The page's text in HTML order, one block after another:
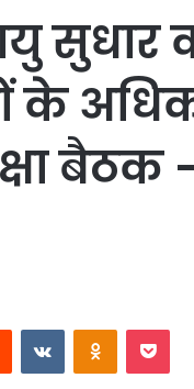
के
बैठक
Reddit VKontakte